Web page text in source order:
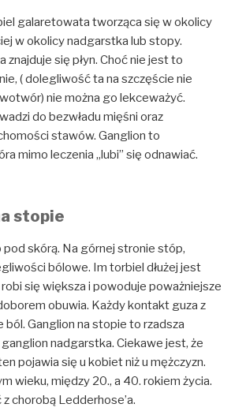
galaretowata tworząca się w okolicy
w okolicy nadgarstka lub stopy.
znajduje się płyn. Choć nie jest to
( dolegliwość ta na szczęście nie
nie można go lekceważyć.
do bezwładu mięśni oraz
stawów. Ganglion to
mimo leczenia „lubi” się odnawiać.
stopie
pod skórą. Na górnej stronie stóp,
bólowe. Im torbiel dłużej jest
się większa i powoduje poważniejsze
obuwia. Każdy kontakt guza z
Ganglion na stopie to rzadsza
ganglion nadgarstka. Ciekawe jest, że
pojawia się u kobiet niż u mężczyzn.
wieku, między 20., a 40. rokiem życia.
chorobą Ledderhose’a.